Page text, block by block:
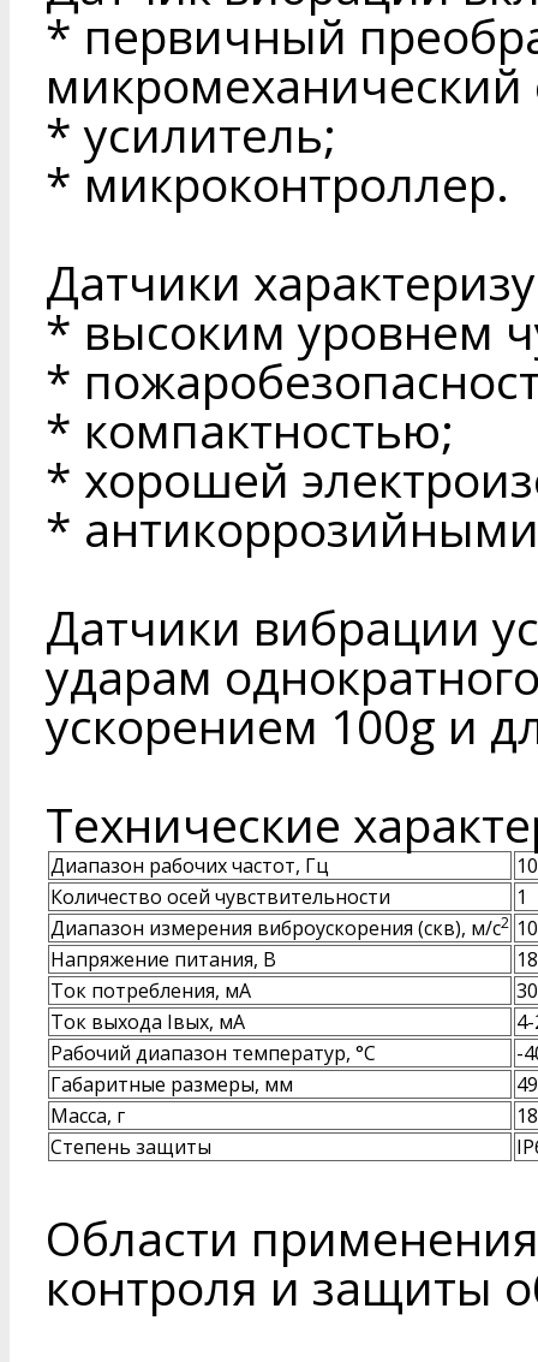
* первичный
микромеханический
* усилитель;
* микроконтроллер.
Датчики
* высоким уровнем
*
* компактностью;
* хорошей
*
Датчики вибрации
ударам
ускорением 100g и
Технические
Диапазон рабочих частот, Гц
Количество осей чувствительности
1
Диапазон измерения виброускорения (скв), м/с2
Напряжение питания, В
Ток потребления, мА
30
Ток выхода Iвых, мА
Рабочий диапазон температур, °С
-
Габаритные размеры, мм
Масса, г
Степень защиты
Области
контроля и защиты